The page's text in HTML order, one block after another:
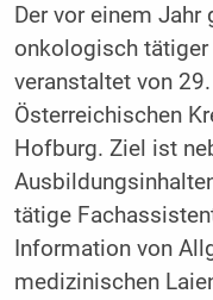
Der vor einem Jahr
onkologisch tätiger
veranstaltet von
Österreichischen
Hofburg. Ziel ist
tätige
Information von
medizinischen